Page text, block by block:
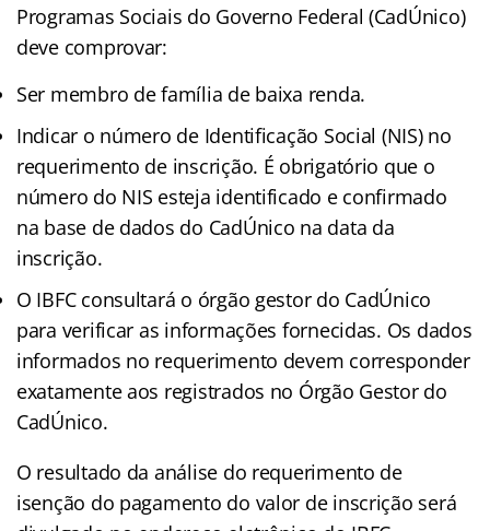
Programas Sociais do Governo Federal (CadÚnico)
deve comprovar:
Ser membro de família de baixa renda.
Indicar o número de Identificação Social (NIS) no
requerimento de inscrição. É obrigatório que o
número do NIS esteja identificado e confirmado
na base de dados do CadÚnico na data da
inscrição.
O IBFC consultará o órgão gestor do CadÚnico
para verificar as informações fornecidas. Os dados
informados no requerimento devem corresponder
exatamente aos registrados no Órgão Gestor do
CadÚnico.
O resultado da análise do requerimento de
isenção do pagamento do valor de inscrição será